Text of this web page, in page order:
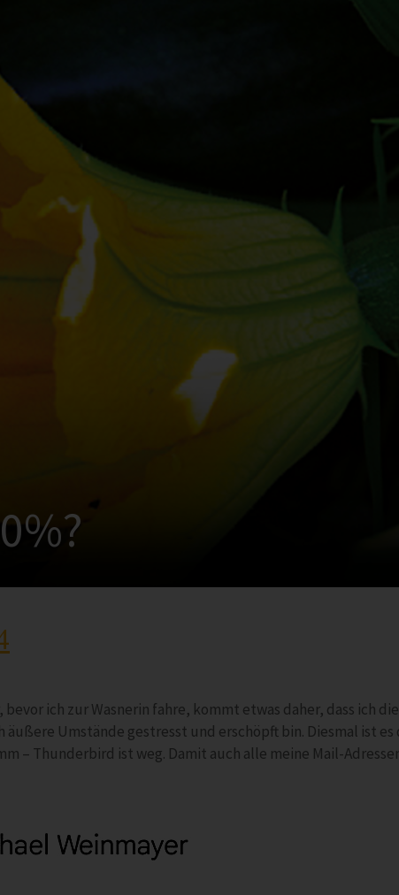
ich zur Wasnerin fahre, kommt etwas daher, dass ich
Umstände gestresst und erschöpft bin. Diesmal ist es
– Thunderbird ist weg. Damit auch alle meine Mail-